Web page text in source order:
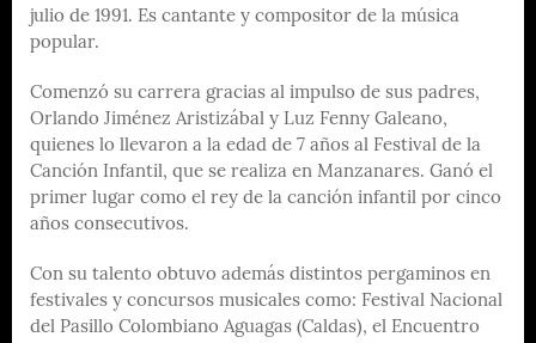
julio de 1991. Es cantante y compositor de la música
popular.
Comenzó su carrera gracias al impulso de sus padres,
Orlando Jiménez Aristizábal y Luz Fenny Galeano,
quienes lo llevaron a la edad de 7 años al Festival de la
Canción Infantil, que se realiza en Manzanares. Ganó el
primer lugar como el rey de la canción infantil por cinco
años consecutivos.
Con su talento obtuvo además distintos pergaminos en
festivales y concursos musicales como: Festival Nacional
del Pasillo Colombiano Aguagas (Caldas), el Encuentro